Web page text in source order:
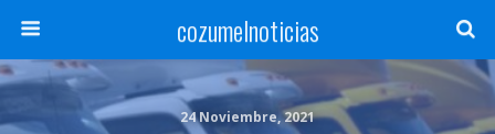
cozumelnoticias
24 Noviembre, 2021